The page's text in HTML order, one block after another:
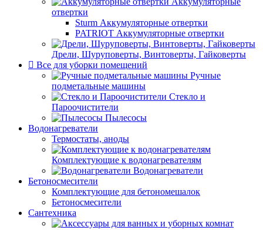
отвертки
Sturm Аккумуляторные отвертки
PATRIOT Аккумуляторные отвертки
Дрели, Шуруповерты, Винтоверты, Гайковерты
Все для уборки помещений
Ручные
подметальные машины
Стекло и
Пароочистители
Пылесосы
Водонагреватели
Термостаты, аноды
Комплектующие к водонагревателям
Водонагреватели
Бетоносмесители
Комплектующие для бетономешалок
Бетоносмесители
Сантехника